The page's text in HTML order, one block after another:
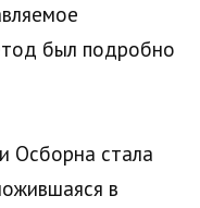
был подробно
Осборна стала
в